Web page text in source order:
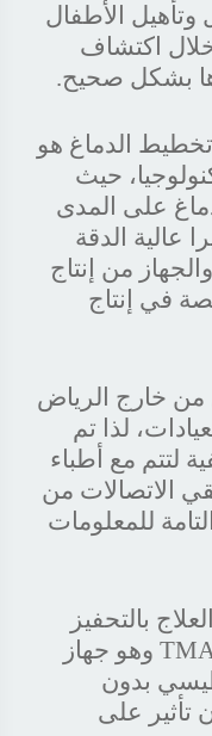
الأطفال
اكتشاف
بشكل صحيح.
الدماغ هو
حيث
على المدى
عالية الدقة
من إنتاج
في إنتاج
من خارج الرياض
لذا تم
لتتم مع أطباء
الاتصالات من
للمعلومات
بالتحفيز
المغناطيسي عن طريق جهاز TMA وهو جهاز
بدون
تأثير على